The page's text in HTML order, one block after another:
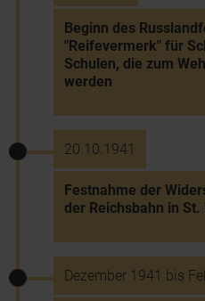
Beginn des
"Reifevermerk" für
Schulen, die zum
werden
20.10.1941
Festnahme der
der Reichsbahn in St.
Dezember 1941 bis